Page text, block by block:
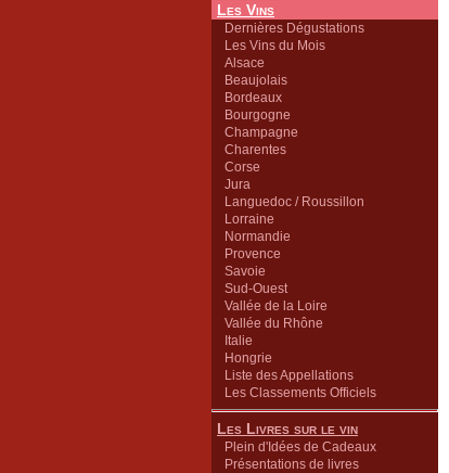
Les Vins
Dernières Dégustations
Les Vins du Mois
Alsace
Beaujolais
Bordeaux
Bourgogne
Champagne
Charentes
Corse
Jura
Languedoc / Roussillon
Lorraine
Normandie
Provence
Savoie
Sud-Ouest
Vallée de la Loire
Vallée du Rhône
Italie
Hongrie
Liste des Appellations
Les Classements Officiels
Les Livres sur le vin
Plein d'Idées de Cadeaux
Présentations de livres